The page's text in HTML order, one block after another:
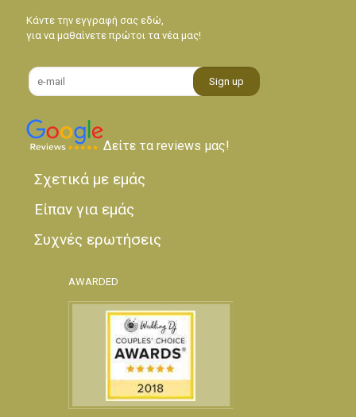
Κάντε την εγγραφή σας εδώ,
για να μαθαίνετε πρώτοι τα νέα μας!
Δείτε τα reviews μας!
Σχετικά με εμάς
Είπαν για εμάς
Συχνές ερωτήσεις
AWARDED